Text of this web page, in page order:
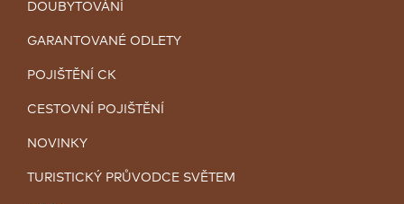
DOUBYTOVÁNÍ
GARANTOVANÉ ODLETY
POJIŠTĚNÍ CK
CESTOVNÍ POJIŠTĚNÍ
NOVINKY
TURISTICKÝ PRŮVODCE SVĚTEM